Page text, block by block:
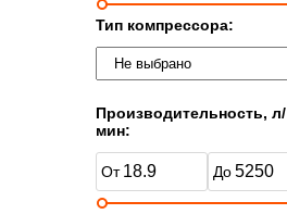
Тип компрессора:
Производительность, л/
мин: